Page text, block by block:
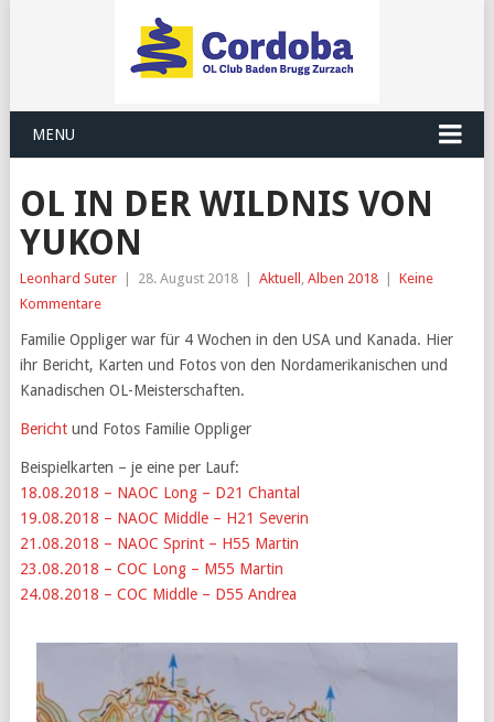
MENU
OL IN DER WILDNIS VON
YUKON
Leonhard Suter 28. August 2018 Aktuell , Alben 2018
Keine
Kommentare
Familie Oppliger war für 4 Wochen in den USA und Kanada. Hier
ihr Bericht, Karten und Fotos von den Nordamerikanischen und
Kanadischen OL-Meisterschaften.
Berichtund Fotos Familie Oppliger
Beispielkarten – je eine per Lauf:
18.08.2018 – NAOC Long – D21 Chantal
19.08.2018 – NAOC Middle – H21 Severin
21.08.2018 – NAOC Sprint – H55 Martin
23.08.2018 – COC Long – M55 Martin
24.08.2018 – COC Middle – D55 Andrea